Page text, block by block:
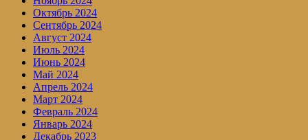
Октябрь 2024
Сентябрь 2024
Август 2024
Июль 2024
Июнь 2024
Май 2024
Апрель 2024
Март 2024
Февраль 2024
Январь 2024
Декабрь 2023